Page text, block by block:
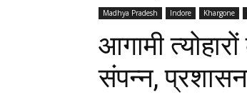
Madhya Pradesh Indore Khargone
आगामी
संपन्न,